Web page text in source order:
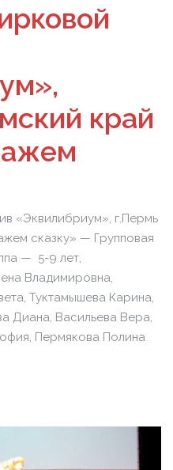
край
«Эквилибриум», г.Пермь
сказку» — Групповая
— 5-9 лет,
Владимировна,
Туктамышева Карина,
Диана, Васильева Вера,
Пермякова Полина